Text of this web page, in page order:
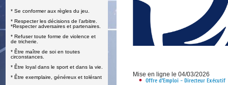
* Se conformer aux règles du jeu.
* Respecter les décisions de l’arbitre.
*Respecter adversaires et partenaires.
* Refuser toute forme de violence et
de tricherie.
* Être maître de soi en toutes
circonstances.
* Être loyal dans le sport et dans la vie.
* Être exemplaire, généreux et tolérant
Mise en ligne le 04/03/2026
Offre d'Emploi - Directeur Exécutif